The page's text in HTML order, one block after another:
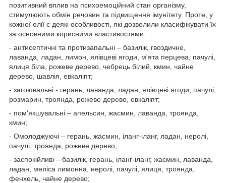
позитивний вплив на психоемоційний стан організму,
стимулюють обмін речовин та підвищення імунітету. Проте, у
кожної олії є деякі особливості, які дозволили класифікувати їх
за основними корисними властивостями:
- антисептичні та протизапальні – базилік, гвоздичне,
лаванда, ладан, лимон, ялівцеві ягоди, м'ята перцева, пачулі,
ялиця біла, рожеве дерево, чебрець білий, кмин, чайне
дерево, шавлія, евкаліпт;
- загоювальні - герань, лаванда, ладан, ялівцеві ягоди, пачулі,
розмарин, троянда, рожеве дерево, евкаліпт;
- пом'якшувальні – апельсин, жасмин, лаванда, троянда,
кмин;
- Омолоджуючі – герань, жасмин, іланг-іланг, ладан, неролі,
пачулі, троянда, рожеве дерево;
- заспокійливі – базилік, герань, іланг-іланг, жасмин, лаванда,
ладан, меліса лимонна, неролі, пачулі, ялиця, троянда,
фенхель, чайне дерево;